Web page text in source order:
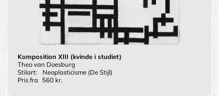
Komposition XIII (kvinde i studiet)
Theo van Doesburg
Stilart:
Neoplasticisme (De Stijl)
Pris fra
560 kr.